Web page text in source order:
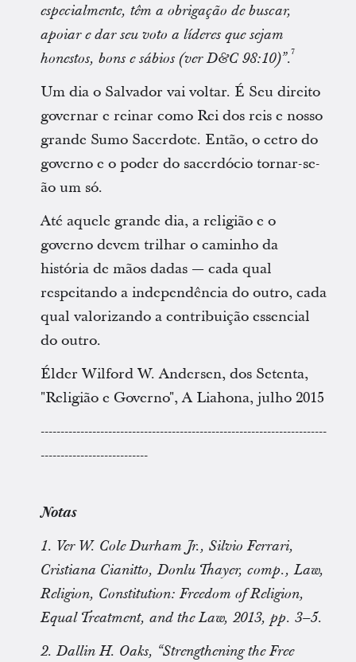
especialmente, têm a obrigação de buscar,
apoiar e dar seu voto a líderes que sejam
honestos, bons e sábios (ver D&C 98:10)”.7
Um dia o Salvador vai voltar. É Seu direito
governar e reinar como Rei dos reis e nosso
grande Sumo Sacerdote. Então, o cetro do
governo e o poder do sacerdócio tornar-se-
ão um só.
Até aquele grande dia, a religião e o
governo devem trilhar o caminho da
história de mãos dadas — cada qual
respeitando a independência do outro, cada
qual valorizando a contribuição essencial
do outro.
Élder Wilford W. Andersen, dos Setenta,
"Religião e Governo", A Liahona, julho 2015
------------------------------------------------------------------------
---------------------------
Notas
1. Ver W. Cole Durham Jr., Silvio Ferrari,
Cristiana Cianitto, Donlu Thayer, comp., Law,
Religion, Constitution: Freedom of Religion,
Equal Treatment, and the Law, 2013, pp. 3–5.
2. Dallin H. Oaks, “Strengthening the Free